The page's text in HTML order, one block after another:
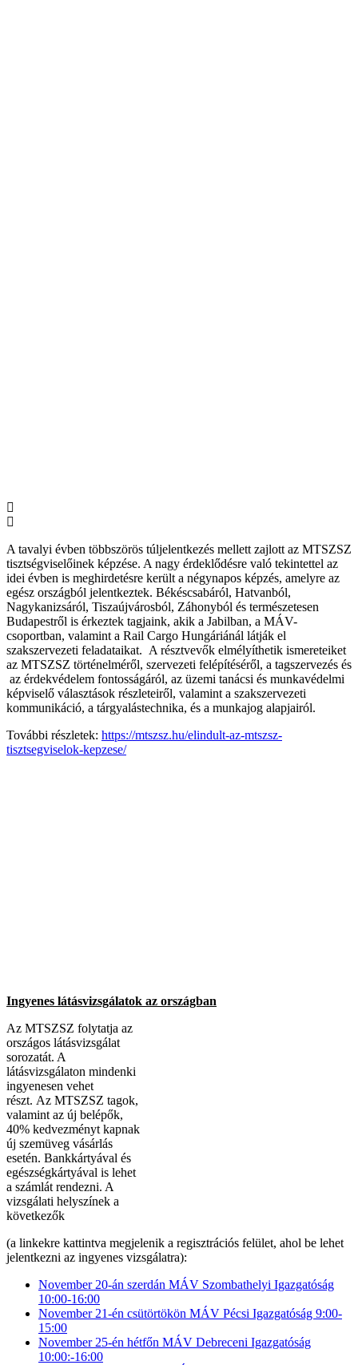
A tavalyi évben többszörös túljelentkezés mellett zajlott az MTSZSZ
tisztségviselőinek képzése. A nagy érdeklődésre való tekintettel az
idei évben is meghirdetésre került a négynapos képzés, amelyre az
egész országból jelentkeztek. Békéscsabáról, Hatvanból,
Nagykanizsáról, Tiszaújvárosból, Záhonyból és természetesen
Budapestről is érkeztek tagjaink, akik a Jabilban, a MÁV-
csoportban, valamint a Rail Cargo Hungáriánál látják el
szakszervezeti feladataikat. A résztvevők elmélyíthetik ismereteiket
az MTSZSZ történelméről, szervezeti felépítéséről, a tagszervezés és
az érdekvédelem fontosságáról, az üzemi tanácsi és munkavédelmi
képviselő választások részleteiről, valamint a szakszervezeti
kommunikáció, a tárgyalástechnika, és a munkajog alapjairól.
További részletek: https://mtszsz.hu/elindult-az-mtszsz-
tisztsegviselok-kepzese/
Ingyenes látásvizsgálatok az országban
Az MTSZSZ folytatja az
országos látásvizsgálat
sorozatát. A
látásvizsgálaton mindenki
ingyenesen vehet
részt. Az MTSZSZ tagok,
valamint az új belépők,
40% kedvezményt kapnak
új szemüveg vásárlás
esetén. Bankkártyával és
egészségkártyával is lehet
a számlát rendezni. A
vizsgálati helyszínek a
következők
(a linkekre kattintva megjelenik a regisztrációs felület, ahol be lehet
jelentkezni az ingyenes vizsgálatra):
November 20-án szerdán MÁV Szombathelyi Igazgatóság
10:00-16:00
November 21-én csütörtökön MÁV Pécsi Igazgatóság 9:00-
15:00
November 25-én hétfőn MÁV Debreceni Igazgatóság
10:00:-16:00